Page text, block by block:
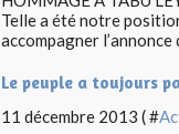
Telle a été notre
accompagner
Le peuple a toujours
11 décembre 2013 ( #